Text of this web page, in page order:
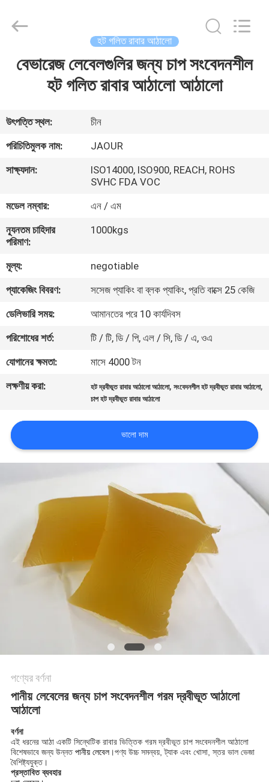
বাড়ি
আমাদের
সম্পর্কে
কারখানা
ভ্রমণ
মান
নিয়ন্ত্রণ
আমাদের
সাথে
যোগাযোগ
করুন
খবর
মামলা
উদ্ধৃতি
অনুরোধ
Adhesive
Products
Reserved.
হট গলিত রাবার আঠালো
বেভারেজ লেবেলগুলির জন্য চাপ সংবেদনশীল
হট গলিত রাবার আঠালো আঠালো
উৎপত্তি স্থল:
চীন
পরিচিতিমুলক নাম:
JAOUR
সাক্ষ্যদান:
ISO14000, ISO900, REACH, ROHS
SVHC FDA VOC
মডেল নম্বার:
এন / এম
ন্যূনতম চাহিদার
পরিমাণ:
1000kgs
মূল্য:
negotiable
প্যাকেজিং বিবরণ:
সসেজ প্যাকিং বা ব্লক প্যাকিং, প্রতি বাক্সে 25 কেজি
ডেলিভারি সময়:
আমানতের পরে 10 কার্যদিবস
পরিশোধের শর্ত:
টি / টি, ডি / পি, এল / সি, ডি / এ, ওএ
যোগানের ক্ষমতা:
মাসে 4000 টন
লক্ষণীয় করা:
হট দ্রবীভূত রাবার আঠালো আঠালো,সংবেদনশীল হট দ্রবীভূত রাবার আঠালো,
চাপ হট দ্রবীভূত রাবার আঠালো
ভালো দাম
পণ্যের বর্ণনা
পানীয় লেবেলের জন্য চাপ সংবেদনশীল গরম দ্রবীভূত আঠালো
আঠালো
বর্ণনা
এই ধরনের আঠা একটি সিন্থেটিক রাবার ভিত্তিক গরম দ্রবীভূত চাপ সংবেদনশীল আঠালো
বিশেষভাবে জন্য উন্নতপানীয় লেবেল।পণ্য উচ্চ সমন্বয়, ট্যাক এবং খোসা, স্তর ভাল ভেজা
বৈশিষ্ট্যযুক্ত।
প্রস্তাবিত ব্যবহার